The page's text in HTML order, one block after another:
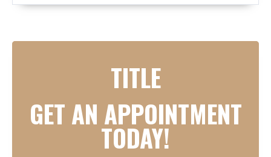
TITLE
GET AN APPOINTMENT
TODAY!